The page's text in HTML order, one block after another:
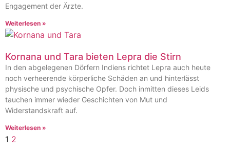
Engagement der Ärzte.
Weiterlesen »
Kornana und Tara bieten Lepra die Stirn
In den abgelegenen Dörfern Indiens richtet Lepra auch heute
noch verheerende körperliche Schäden an und hinterlässt
physische und psychische Opfer. Doch inmitten dieses Leids
tauchen immer wieder Geschichten von Mut und
Widerstandskraft auf.
Weiterlesen »
1 2